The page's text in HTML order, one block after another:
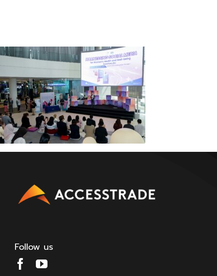
Follow us